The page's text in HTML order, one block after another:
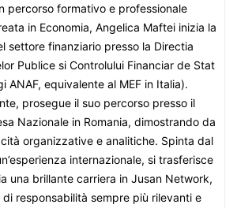
percorso formativo e professionale
in Economia, Angelica Maftei inizia la
settore finanziario presso la Directia
Publice si Controlului Financiar de Stat
ANAF, equivalente al MEF in Italia).
prosegue il suo percorso presso il
Nazionale in Romania, dimostrando da
organizzative e analitiche. Spinta dal
internazionale, si trasferisce
una brillante carriera in Jusan Network,
responsabilità sempre più rilevanti e